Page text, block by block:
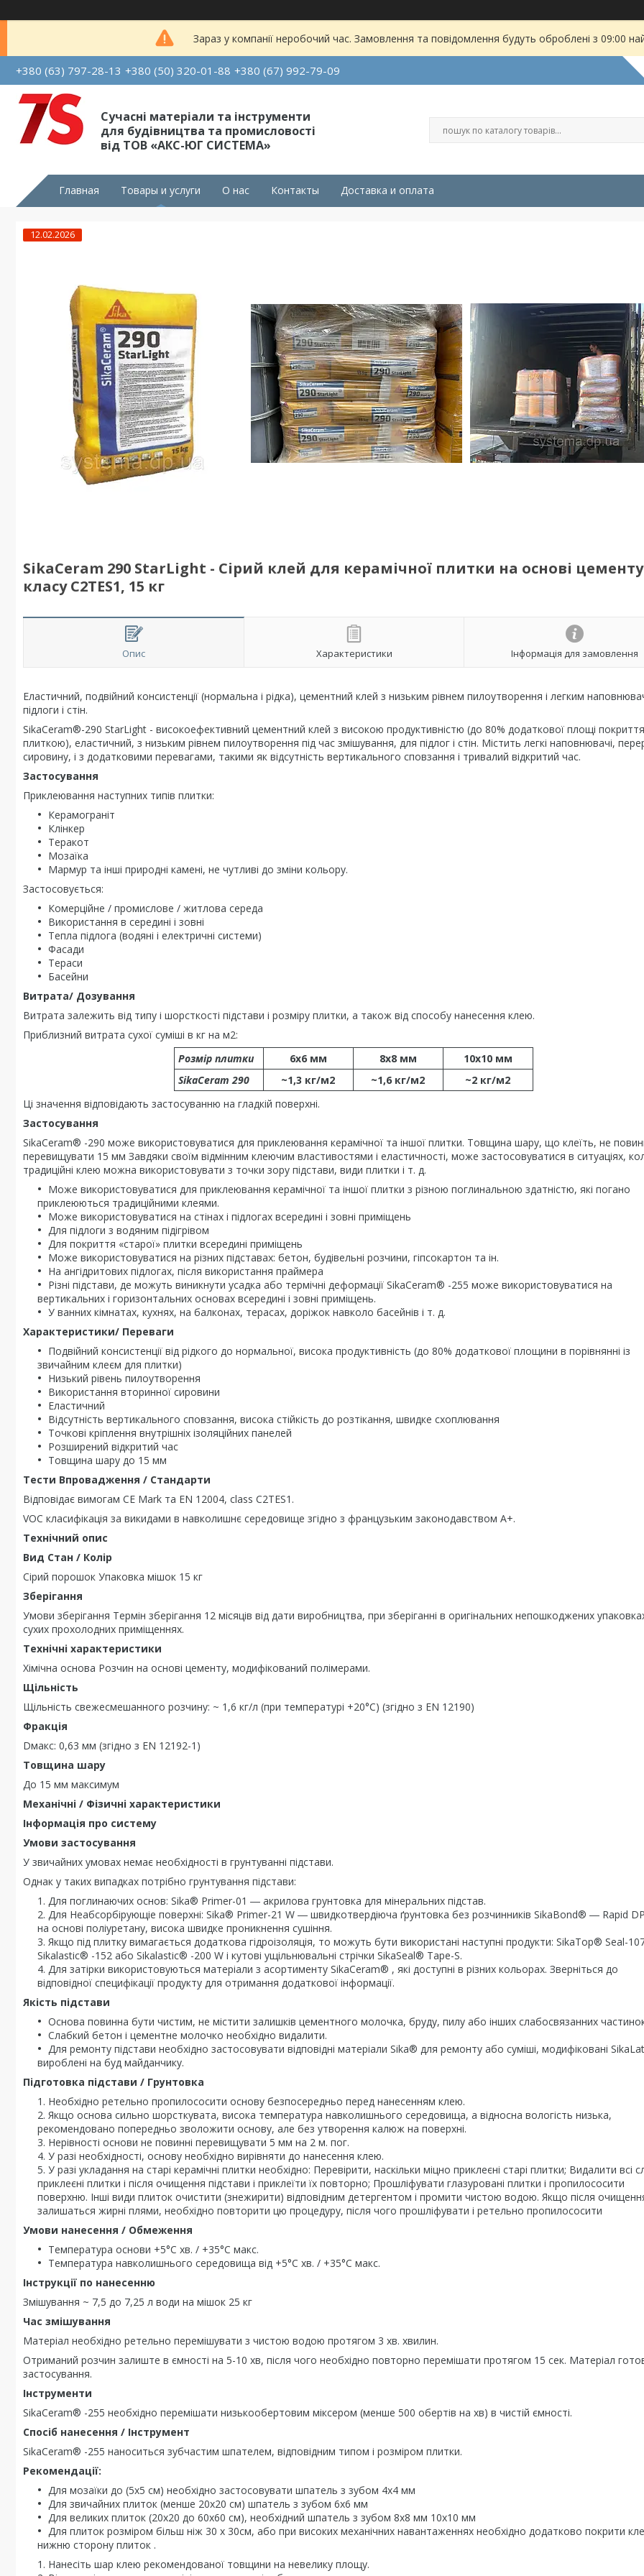
Зараз у компанії неробочий час. Замовлення та повідомлення будуть оброблені з 09:00
+380 (63) 797-28-13 +380 (50) 320-01-88 +380 (67) 992-79-09
Сучасні матеріали та інструменти
для будівництва та промисловості
від ТОВ «АКС-ЮГ СИСТЕМА»
Главная Товары и услуги О нас Контакты Доставка и оплата
12.02.2026
SikaCeram 290 StarLight - Сірий клей для керамічної плитки на основі цементу
класу C2TES1, 15 кг
Опис Характеристики Інформація для замовлення
Еластичний, подвійний консистенції (нормальна і рідка), цементний клей з низьким рівнем пилоутворення і легким
підлоги і стін.
SikaCeram®-290 StarLight - високоефективний цементний клей з високою продуктивністю (до 80% додаткової площі покриття
плиткою), еластичний, з низьким рівнем пилоутворення під час змішування, для підлог і стін. Містить легкі наповнювачі,
сировину, і з додатковими перевагами, такими як відсутність вертикального сповзання і тривалий відкритий час.
Застосування
Приклеювання наступних типів плитки:
Керамограніт
Клінкер
Теракот
Мозаїка
Мармур та інші природні камені, не чутливі до зміни кольору.
Застосовується:
Комерційне / промислове / житлова середа
Використання в середині і зовні
Тепла підлога (водяні і електричні системи)
Фасади
Тераси
Басейни
Витрата/ Дозування
Витрата залежить від типу і шорсткості підстави і розміру плитки, а також від способу нанесення клею.
Приблизний витрата сухої суміші в кг на м2:
Розмір плитки
6x6 мм 8x8 мм
10x10 мм
SikaCeram 290
~1,3 кг/м2 ~1,6 кг/м2
~2 кг/м2
Ці значення відповідають застосуванню на гладкій поверхні.
Застосування
SikaCeram® -290 може використовуватися для приклеювання керамічної та іншої плитки. Товщина шару, що клеїть, не
перевищувати 15 мм Завдяки своїм відмінним клеючим властивостями і еластичності, може застосовуватися в ситуаціях,
традиційні клею можна використовувати з точки зору підстави, види плитки і т. д.
Може використовуватися для приклеювання керамічної та іншої плитки з різною поглинальною здатністю, які погано
приклеюються традиційними клеями.
Може використовуватися на стінах і підлогах всередині і зовні приміщень
Для підлоги з водяним підігрівом
Для покриття «старої» плитки всередині приміщень
Може використовуватися на різних підставах: бетон, будівельні розчини, гіпсокартон та ін.
На ангідритових підлогах, після використання праймера
Різні підстави, де можуть виникнути усадка або термічні деформації SikaCeram® -255 може використовуватися на
вертикальних і горизонтальних основах всередині і зовні приміщень.
У ванних кімнатах, кухнях, на балконах, терасах, доріжок навколо басейнів і т. д.
Характеристики/ Переваги
Подвійний консистенції від рідкого до нормальної, висока продуктивність (до 80% додаткової площини в порівнянні із
звичайним клеєм для плитки)
Низький рівень пилоутворення
Використання вторинної сировини
Еластичний
Відсутність вертикального сповзання, висока стійкість до розтікання, швидке схоплювання
Точкові кріплення внутрішніх ізоляційних панелей
Розширений відкритий час
Товщина шару до 15 мм
Тести Впровадження / Стандарти
Відповідає вимогам СЕ Mark та EN 12004, class C2TES1.
VOC класифікація за викидами в навколишнє середовище згідно з французьким законодавством A+.
Технічний опис
Вид Стан / Колір
Сірий порошок Упаковка мішок 15 кг
Зберігання
Умови зберігання Термін зберігання 12 місяців від дати виробництва, при зберіганні в оригінальних непошкоджених
сухих прохолодних приміщеннях.
Технічні характеристики
Хімічна основа Розчин на основі цементу, модифікований полімерами.
Щільність
Щільність свежесмешанного розчину: ~ 1,6 кг/л (при температурі +20°C) (згідно з EN 12190)
Фракція
Dмакс: 0,63 мм (згідно з EN 12192-1)
Товщина шару
До 15 мм максимум
Механічні / Фізичні характеристики
Інформація про систему
Умови застосування
У звичайних умовах немає необхідності в грунтуванні підстави.
Однак у таких випадках потрібно грунтування підстави:
Для поглинаючих основ: Sika® Primer-01 ― акрилова грунтовка для мінеральних підстав.
Для Неабсорбірующіе поверхні: Sika® Primer-21 W ― швидкотвердіюча ґрунтовка без розчинників SikaBond® ― Rapid
на основі поліуретану, висока швидке проникнення сушіння.
Якщо під плитку вимагається додаткова гідроізоляція, то можуть бути використані наступні продукти: SikaTop® Seal-
Sikalastic® -152 або Sikalastic® -200 W і кутові ущільнювальні стрічки SikaSeal® Tape-S.
Для затірки використовуються матеріали з асортименту SikaCeram® , які доступні в різних кольорах. Зверніться до
відповідної специфікації продукту для отримання додаткової інформації.
Якість підстави
Основа повинна бути чистим, не містити залишків цементного молочка, бруду, пилу або інших слабосвязанних
Слабкий бетон і цементне молочко необхідно видалити.
Для ремонту підстави необхідно застосовувати відповідні матеріали Sika® для ремонту або суміші, модифіковані
вироблені на буд майданчику.
Підготовка підстави / Грунтовка
Необхідно ретельно пропилососити основу безпосередньо перед нанесенням клею.
Якщо основа сильно шорсткувата, висока температура навколишнього середовища, а відносна вологість низька,
рекомендовано попередньо зволожити основу, але без утворення калюж на поверхні.
Нерівності основи не повинні перевищувати 5 мм на 2 м. пог.
У разі необхідності, основу необхідно вирівняти до нанесення клею.
У разі укладання на старі керамічні плитки необхідно: Перевірити, наскільки міцно приклеєні старі плитки; Видалити всі
приклеєні плитки і після очищення підстави і приклеїти їх повторно; Прошліфувати глазуровані плитки і пропилососити
поверхню. Інші види плиток очистити (знежирити) відповідним детергентом і промити чистою водою. Якщо після
залишаться жирні плями, необхідно повторити цю процедуру, після чого прошліфувати і ретельно пропилососити
Умови нанесення / Обмеження
Температура основи +5°C хв. / +35°C макс.
Температура навколишнього середовища від +5°C хв. / +35°C макс.
Інструкції по нанесенню
Змішування ~ 7,5 до 7,25 л води на мішок 25 кг
Час змішування
Матеріал необхідно ретельно перемішувати з чистою водою протягом 3 хв. хвилин.
Отриманий розчин залиште в ємності на 5-10 хв, після чого необхідно повторно перемішати протягом 15 сек. Матеріал
застосування.
Інструменти
SikaCeram® -255 необхідно перемішати низькообертовим міксером (менше 500 обертів на хв) в чистій ємності.
Спосіб нанесення / Інструмент
SikaCeram® -255 наноситься зубчастим шпателем, відповідним типом і розміром плитки.
Рекомендації:
Для мозаїки до (5х5 см) необхідно застосовувати шпатель з зубом 4x4 мм
Для звичайних плиток (менше 20х20 см) шпатель з зубом 6x6 мм
Для великих плиток (20х20 до 60x60 см), необхідний шпатель з зубом 8x8 мм 10x10 мм
Для плиток розміром більш ніж 30 x 30см, або при високих механічних навантаженнях необхідно додатково покрити
нижню сторону плиток .
Нанесіть шар клею рекомендованої товщини на невелику площу.